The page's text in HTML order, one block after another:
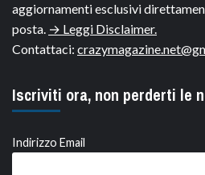
aggiornamenti esclusivi
posta. → Leggi Disclaimer.
Contattaci:
Iscriviti ora, non perderti le
Indirizzo Email